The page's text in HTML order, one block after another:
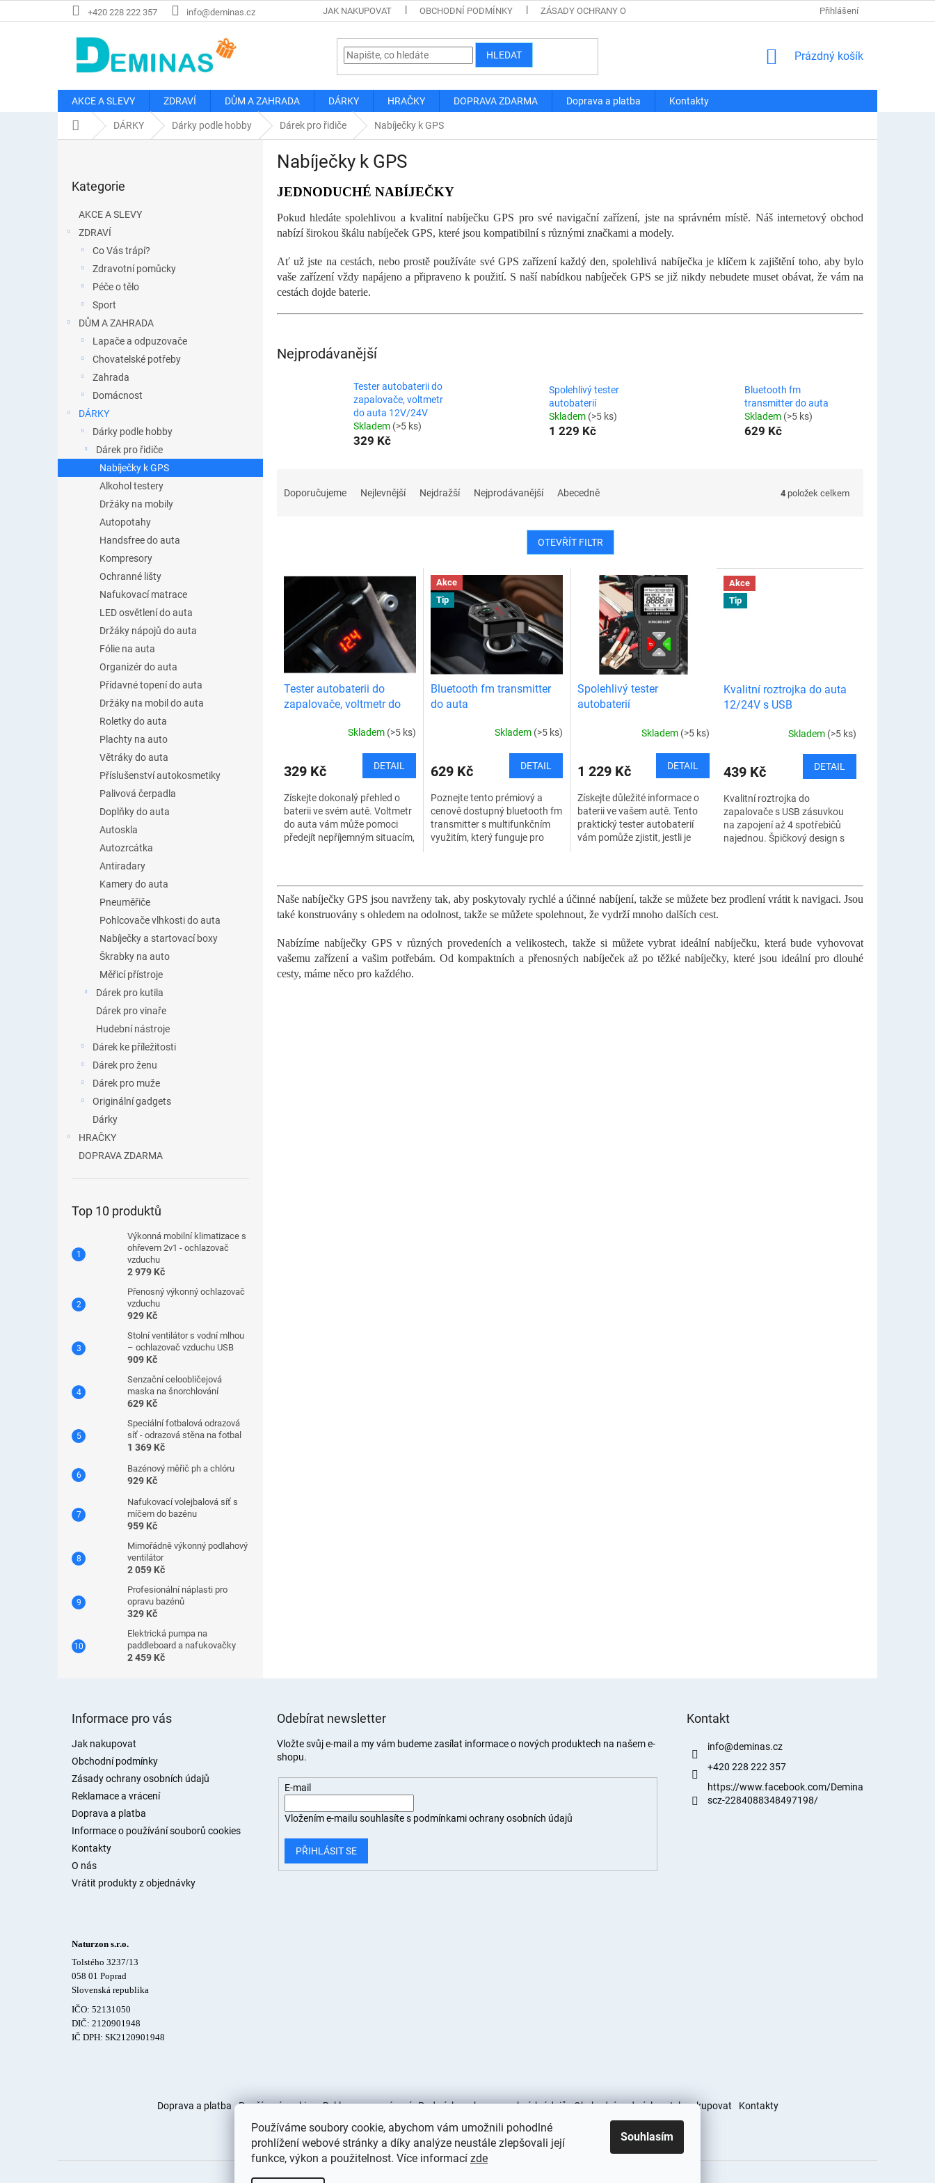
Používáme soubory cookie, abychom vám umožnili pohodlné
prohlížení webové stránky a díky analýze neustále zlepšovali její
funkce, výkon a použitelnost. Více informací zde
Souhlasím
na
+420 228 222 357 info@deminas.cz JAK NAKUPOVAT OBCHODNÍ PODMÍNKY ZÁSADY OCHRANY OSOBNÍCH ÚDAJŮ DOPRAVA A PLATBA
Přihlášení
HLEDAT
NÁKUPNÍ
Prázdný košík
AKCE A SLEVY ZDRAVÍ DŮM A ZAHRADA DÁRKY HRAČKY DOPRAVA ZDARMA Doprava a platba Kontakty
Domů DÁRKY Dárky podle hobby Dárek pro řidiče Nabíječky k GPS
kategorie
Kategorie
AKCE A SLEVY
ZDRAVÍ
Co Vás trápí?
Zdravotní pomůcky
Péče o tělo
Sport
DŮM A ZAHRADA
Lapače a odpuzovače
Chovatelské potřeby
Zahrada
Domácnost
DÁRKY
Dárky podle hobby
Dárek pro řidiče
Nabíječky k GPS
Alkohol testery
Držáky na mobily
Autopotahy
Handsfree do auta
Kompresory
Ochranné lišty
Nafukovací matrace
LED osvětlení do auta
Držáky nápojů do auta
Fólie na auta
Organizér do auta
Přídavné topení do auta
Držáky na mobil do auta
Roletky do auta
Plachty na auto
Větráky do auta
Příslušenství autokosmetiky
Palivová čerpadla
Doplňky do auta
Autoskla
Autozrcátka
Antiradary
Kamery do auta
Pneuměřiče
Pohlcovače vlhkosti do auta
Nabíječky a startovací boxy
Škrabky na auto
Měřicí přístroje
Dárek pro kutila
Dárek pro vinaře
Hudební nástroje
Dárek ke příležitosti
Dárek pro ženu
Dárek pro muže
Originální gadgets
Dárky
HRAČKY
DOPRAVA ZDARMA
Top 10 produktů
Výkonná mobilní klimatizace s
ohřevem 2v1 - ochlazovač
vzduchu
2 979 Kč
Přenosný výkonný ochlazovač
vzduchu
929 Kč
Stolní ventilátor s vodní mlhou
– ochlazovač vzduchu USB
909 Kč
Senzační celoobličejová
maska ​​na šnorchlování
629 Kč
Speciální fotbalová odrazová
síť - odrazová stěna na fotbal
1 369 Kč
Bazénový měřič ph a chlóru
929 Kč
Nafukovací volejbalová síť s
míčem do bazénu
959 Kč
Mimořádně výkonný podlahový
ventilátor
2 059 Kč
Profesionální náplasti pro
opravu bazénů
329 Kč
Elektrická pumpa na
paddleboard a nafukovačky
2 459 Kč
Nabíječky k GPS
JEDNODUCHÉ NABÍJEČKY
Pokud hledáte spolehlivou a kvalitní nabíječku GPS pro své navigační zařízení, jste na správném místě. Náš internetový obchod
nabízí širokou škálu nabíječek GPS, které jsou kompatibilní s různými značkami a modely.
Ať už jste na cestách, nebo prostě používáte své GPS zařízení každý den, spolehlivá nabíječka je klíčem k zajištění toho, aby bylo
vaše zařízení vždy napájeno a připraveno k použití. S naší nabídkou nabíječek GPS se již nikdy nebudete muset obávat, že vám na
cestách dojde baterie.
Nejprodávanější
Tester autobaterii do
zapalovače, voltmetr
do auta 12V/24V
Skladem (>5 ks)
329 Kč
Spolehlivý tester
autobaterií
Skladem (>5 ks)
1 229 Kč
Bluetooth fm
transmitter do auta
Skladem (>5 ks)
629 Kč
Doporučujeme Nejlevnější Nejdražší Nejprodávanější Abecedně 4 položek celkem
OTEVŘÍT FILTR
V
Tester autobaterii do
zapalovače, voltmetr do
Skladem (>5 ks)
329 Kč DETAIL
Získejte dokonalý přehled o
baterii ve svém autě. Voltmetr
do auta vám může pomoci
předejít nepříjemným situacím,
Akce
Tip
Bluetooth fm transmitter
do auta
Skladem (>5 ks)
629 Kč DETAIL
Poznejte tento prémiový a
cenově dostupný bluetooth fm
transmitter s multifunkčním
využitím, který funguje pro
Spolehlivý tester
autobaterií
Skladem (>5 ks)
1 229 Kč DETAIL
Získejte důležité informace o
baterii ve vašem autě. Tento
praktický tester autobaterií
vám pomůže zjistit, jestli je
Akce
Tip
Kvalitní roztrojka do auta
12/24V s USB
Skladem (>5 ks)
439 Kč DETAIL
Kvalitní roztrojka do
zapalovače s USB zásuvkou
na zapojení až 4 spotřebičů
najednou. Špičkový design s
v
l
á
a
c
í
Naše nabíječky GPS jsou navrženy tak, aby poskytovaly rychlé a účinné nabíjení, takže se můžete bez prodlení vrátit k navigaci. Jsou
také konstruovány s ohledem na odolnost, takže se můžete spolehnout, že vydrží mnoho dalších cest.
Nabízíme nabíječky GPS v různých provedeních a velikostech, takže si můžete vybrat ideální nabíječku, která bude vyhovovat
vašemu zařízení a vašim potřebám. Od kompaktních a přenosných nabíječek až po těžké nabíječky, které jsou ideální pro dlouhé
cesty, máme něco pro každého.
Informace pro vás
Jak nakupovat
Obchodní podmínky
Zásady ochrany osobních údajů
Reklamace a vrácení
Doprava a platba
Informace o používání souborů cookies
Kontakty
O nás
Vrátit produkty z objednávky
Odebírat newsletter
Vložte svůj e-mail a my vám budeme zasílat informace o nových produktech na našem e-
shopu.
E-mail
Vložením e-mailu souhlasíte s podmínkami ochrany osobních údajů
PŘIHLÁSIT SE
Kontakt
info@deminas.cz
+420 228 222 357
https://www.facebook.com/Demina
scz-2284088348497198/
Naturzon s.r.o.
Tolstého 3237/13
058 01 Poprad
Slovenská republika
IČO: 52131050
DIČ: 2120901948
IČ DPH: SK2120901948
Doprava a platba Používaní cookies Reklamace a vrácení Podmínky ochrany osobních údajů Obchodní podmínky Jak nakupovat Kontakty
Obchodní podmínky Doprava a platba